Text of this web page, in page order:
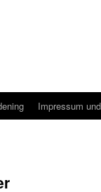
Impressum